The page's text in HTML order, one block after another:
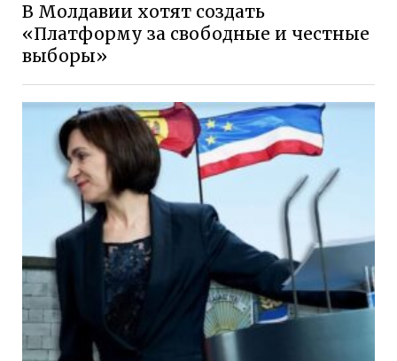
В Молдавии хотят создать
«Платформу за свободные и честные
выборы»